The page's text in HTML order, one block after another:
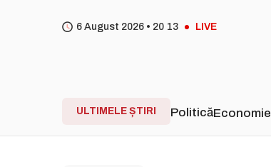
6 August 2026 • 20 13 LIVE
ULTIMELE ȘTIRI PoliticăEconomie